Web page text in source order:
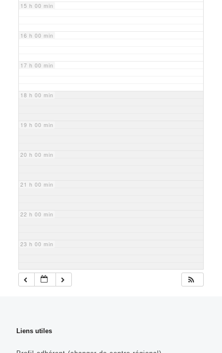
15 h 00 min
16 h 00 min
17 h 00 min
18 h 00 min
19 h 00 min
20 h 00 min
21 h 00 min
22 h 00 min
23 h 00 min
Liens utiles